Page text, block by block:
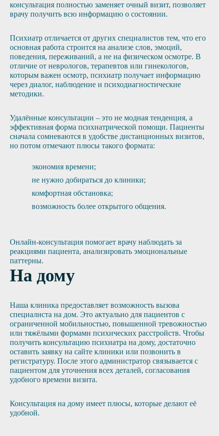
консультация полностью заменяет очный визит, позволяет
врачу получить всю информацию о состоянии.
Психиатр отличается от других специалистов тем, что его
основная работа строится на анализе слов, эмоций,
поведения, переживаний, а не на физическом осмотре. В
отличие от неврологов, терапевтов или гинекологов,
которым важен осмотр, психиатр получает информацию
через диалог, наблюдение и психодиагностические
методики.
Удалённые консультации – это не модная тенденция, а
эффективная форма психиатрической помощи. Пациенты
сначала сомневаются в удобстве дистанционных визитов,
но потом отмечают плюсы такого формата:
экономия времени;
не нужно добираться до клиники;
комфортная обстановка;
возможность более открытого общения.
Онлайн-консультация помогает врачу наблюдать за
реакциями пациента, анализировать эмоциональные
паттерны.
На дому
Наша клиника предоставляет возможность вызова
специалиста на дом. Это актуально для пациентов с
ограниченной мобильностью, повышенной тревожностью
или тяжёлыми формами психических расстройств. Чтобы
получить консультацию психиатра на дому, достаточно
оставить заявку на сайте клиники или позвонить в
регистратуру. После этого администратор связывается с
пациентом для уточнения всех деталей, согласования
удобного времени визита.
Консультация на дому имеет плюсы, которые делают её
удобной.